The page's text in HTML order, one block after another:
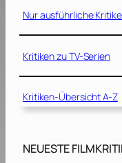
s
o
d
:
D
e
Nur ausführliche
Kritiken zu TV-Serien
Kritiken-Übersicht A-Z
NEUESTE